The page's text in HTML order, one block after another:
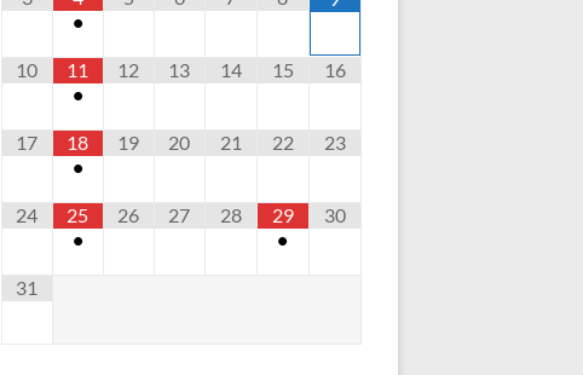
•
10
11
•
12 13 14 15 16
17
18
•
19 20 21 22 23
24
25
•
26 27 28
29
•
30
31